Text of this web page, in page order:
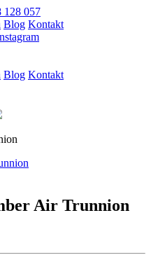
128 057
Blog Kontakt
Blog Kontakt
Air Trunnion